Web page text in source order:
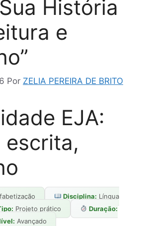
História
e
Por ZELIA PEREIRA DE BRITO
EJA:
escrita,
Disciplina: Língua
Projeto prático
Duração:
Avançado